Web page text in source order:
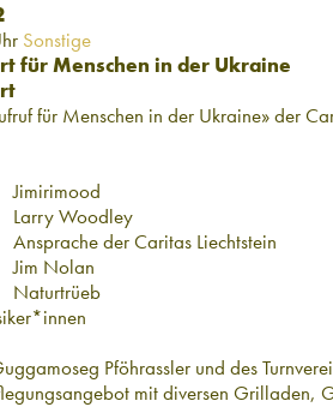
Sonstige
für Menschen in der Ukraine
für Menschen in der Ukraine» der
Jimirimood
Larry Woodley
Ansprache der Caritas Liechtstein
Jim Nolan
Naturtrüeb
Pföhrassler und des
mit diversen Grilladen,